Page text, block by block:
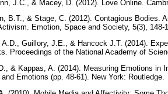
J.C., & Macey, D. (2012). Love Online.
B.T., & Stage, C. (2012). Contagious Bodies.
Emotion, Space and Society, 5(3),
A.D., Guillory, J.E., & Hancock J.T. (2014).
Proceedings of the National Academy of
& Kappas, A. (2014). Measuring Emotions
and Emotions (pp. 48-61). New York: Routledge.